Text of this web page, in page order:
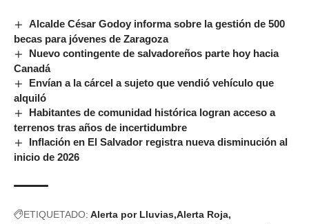
Alcalde César Godoy informa sobre la gestión de 500
becas para jóvenes de Zaragoza
Nuevo contingente de salvadoreños parte hoy hacia
Canadá
Envían a la cárcel a sujeto que vendió vehículo que
alquiló
Habitantes de comunidad histórica logran acceso a
terrenos tras años de incertidumbre
Inflación en El Salvador registra nueva disminución al
inicio de 2026
ETIQUETADO: Alerta por Lluvias Alerta Roja